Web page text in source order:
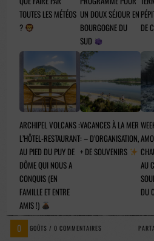
TOUTES LES MÉTÉOS
?
UN DOUX SÉJOUR EN
BOURGOGNE DU
SUD
DE
ARCHIPEL VOLCANS :
L’HÔTEL-RESTAURANT
AU PIED DU PUY DE
DÔME QUI NOUS A
CONQUIS (EN
FAMILLE ET ENTRE
AMIS !)
VACANCES À LA MER
: – D’ORGANISATION,
+ DE SOUVENIRS
AU
DU
0 GOÛTS / 0 COMMENTAIRES